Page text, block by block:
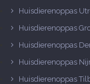
Huisdierenoppas
Huisdierenoppas
Huisdierenoppas
Huisdierenoppas
Huisdierenoppas